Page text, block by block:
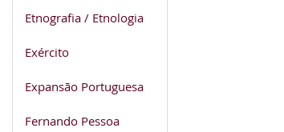
Etnografia / Etnologia
Exército
Expansão Portuguesa
Fernando Pessoa